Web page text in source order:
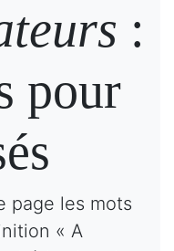
:
pour
page les mots
« A